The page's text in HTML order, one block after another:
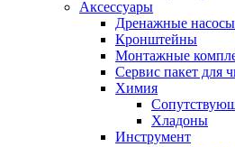
Аксессуары
Дренажные
Кронштейны
Монтажные
Сервис пакет для
Химия
Хладоны
Инструмент